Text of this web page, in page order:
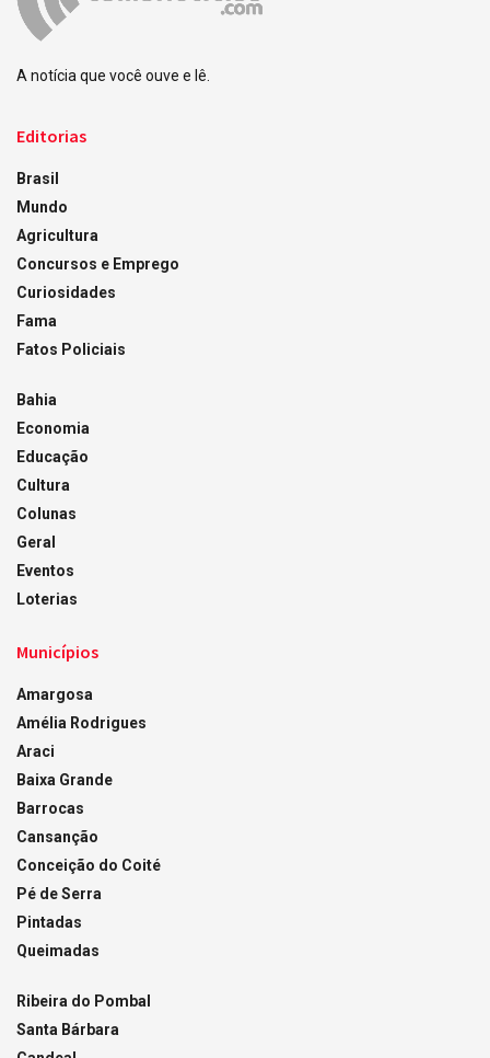
A notícia que você ouve e lê.
Editorias
Brasil
Mundo
Agricultura
Concursos e Emprego
Curiosidades
Fama
Fatos Policiais
Bahia
Economia
Educação
Cultura
Colunas
Geral
Eventos
Loterias
Municípios
Amargosa
Amélia Rodrigues
Araci
Baixa Grande
Barrocas
Cansanção
Conceição do Coité
Pé de Serra
Pintadas
Queimadas
Ribeira do Pombal
Santa Bárbara